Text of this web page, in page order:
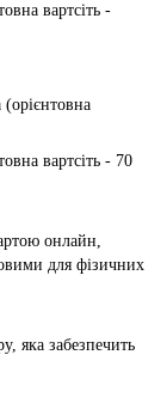
вартсіть -
вартсіть - 70
онлайн,
для фізичних
яка забезпечить